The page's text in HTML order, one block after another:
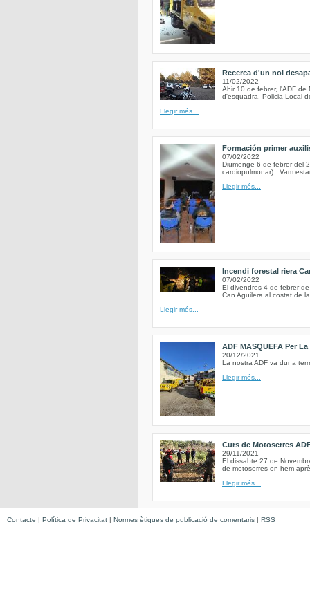
Recerca d'un noi
11/02/2022
Ahir 10 de febrer, l'ADF de
d'esquadra, Policia Local
Llegir més...
Formación primer
07/02/2022
Diumenge 6 de febrer del
cardiopulmonar). Vam
Llegir més...
Incendi forestal riera
07/02/2022
El divendres 4 de febrer
Can Aguilera al costat de
Llegir més...
ADF MASQUEFA Per
20/12/2021
La nostra ADF va dur a
Llegir més...
Curs de Motoserres
29/11/2021
El dissabte 27 de
de motoserres on hem
Llegir més...
Contacte | Política de Privacitat | Normes ètiques de publicació de comentaris | RSS